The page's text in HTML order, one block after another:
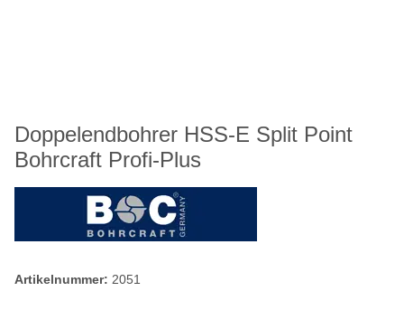
Doppelendbohrer HSS-E Split Point
Bohrcraft Profi-Plus
Artikelnummer: 2051